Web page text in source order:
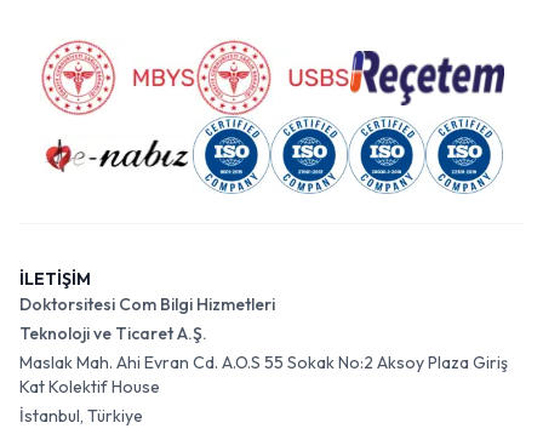
İLETİŞİM
Doktorsitesi Com Bilgi Hizmetleri
Teknoloji ve Ticaret A.Ş.
Maslak Mah. Ahi Evran Cd. A.O.S 55 Sokak No:2 Aksoy Plaza Giriş
Kat Kolektif House
İstanbul, Türkiye